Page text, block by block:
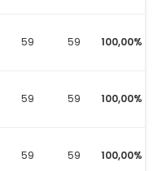
59 59 100,00%
59 59 100,00%
59 59 100,00%